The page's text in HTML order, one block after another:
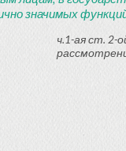
значимых
ч.1-ая ст. 2-